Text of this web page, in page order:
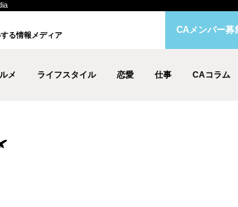
る情報メディア
メ ライフスタイル 恋愛 仕事 CAコラム
CAメンバー募